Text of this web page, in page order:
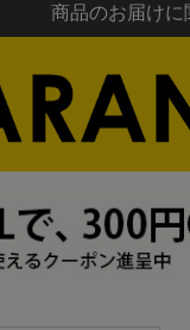
商品のお届けに